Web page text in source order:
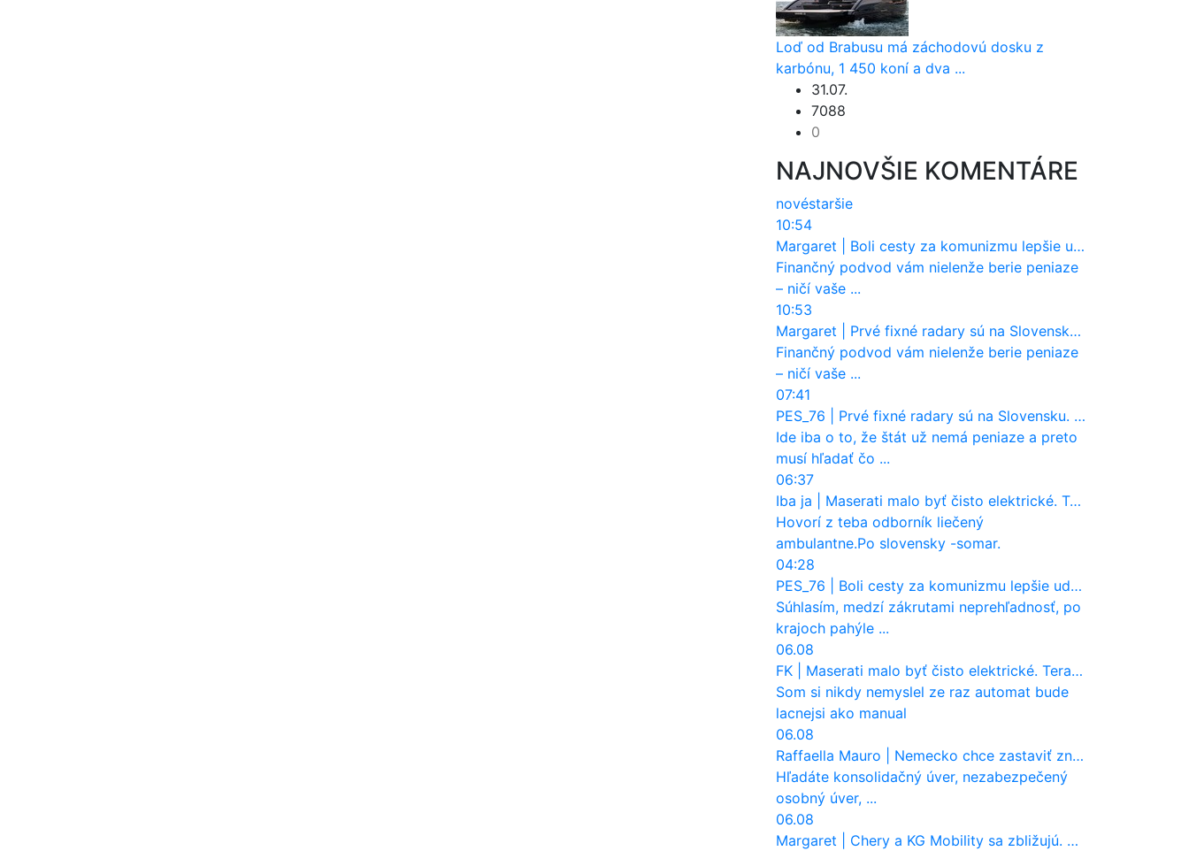
Loď od Brabusu má záchodovú dosku z
karbónu, 1 450 koní a dva ...
31.07.
7088
0
NAJNOVŠIE KOMENTÁRE
novéstaršie
10:54
Margaret
Boli cesty za komunizmu lepšie udržiavané ako dnes?
Finančný podvod vám nielenže berie peniaze
– ničí vaše ...
10:53
Margaret
Prvé fixné radary sú na Slovensku. Posielajú už pokuty? Ukáže ich Waze?
Finančný podvod vám nielenže berie peniaze
– ničí vaše ...
07:41
PES_76
Prvé fixné radary sú na Slovensku. Posielajú už pokuty? Ukáže ich Waze?
Ide iba o to, že štát už nemá peniaze a preto
musí hľadať čo ...
06:37
Iba ja
Maserati malo byť čisto elektrické. Teraz zisťuje, že potrebuje nový osemvalcový motor
Hovorí z teba odborník liečený
ambulantne.Po slovensky -somar.
04:28
PES_76
Boli cesty za komunizmu lepšie udržiavané ako dnes?
Súhlasím, medzí zákrutami neprehľadnosť, po
krajoch pahýle ...
06.08
FK
Maserati malo byť čisto elektrické. Teraz zisťuje, že potrebuje nový osemvalcový motor
Som si nikdy nemyslel ze raz automat bude
lacnejsi ako manual
06.08
Raffaella Mauro
Nemecko chce zastaviť zneužívanie dotácií na elektromobily. Pritvrdí pravidlá
Hľadáte konsolidačný úver, nezabezpečený
osobný úver, ...
06.08
Margaret
Chery a KG Mobility sa zbližujú. Číňania môžu získať 10 % bývalého SsangYongu